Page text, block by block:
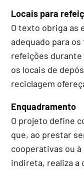
Locais para
O texto obriga as
adequado para
refeições
os locais de
reciclagem
Enquadramento
O projeto define
que, ao prestar
cooperativas ou
indireta, realiza a